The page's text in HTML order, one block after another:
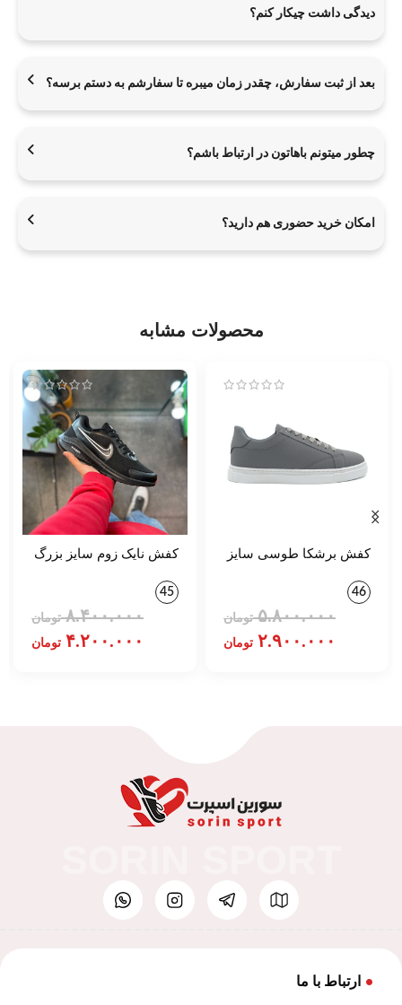
دیدگی داشت چیکار کنم؟
بعد از ثبت سفارش، چقدر زمان میبره تا سفارشم به دستم برسه؟
چطور میتونم باهاتون در ارتباط باشم؟
امکان خرید حضوری هم دارید؟
محصولات مشابه
کفش برشکا طوسی سایز
46
۵.۸۰۰.۰۰۰ تومان
۲.۹۰۰.۰۰۰ تومان
کفش نایک زوم سایز بزرگ
45
۸.۴۰۰.۰۰۰ تومان
۴.۲۰۰.۰۰۰ تومان
ارتباط با ما